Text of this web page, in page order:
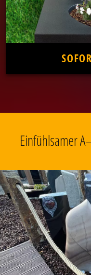
Einfühlsamer